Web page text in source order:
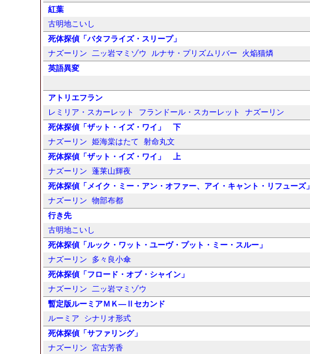
紅葉
古明地こいし
死体探偵「バタフライズ・スリープ」
ナズーリン 二ッ岩マミゾウ ルナサ・プリズムリバー
火焔猫燐
英語異変
アトリエフラン
レミリア・スカーレット フランドール・スカーレット
ナズーリン
死体探偵「ザット・イズ・ワイ」 下
ナズーリン 姫海棠はたて
射命丸文
死体探偵「ザット・イズ・ワイ」 上
ナズーリン
蓬莱山輝夜
死体探偵「メイク・ミー・アン・オファー、アイ・キャント・リフューズ」
ナズーリン
物部布都
行き先
古明地こいし
死体探偵「ルック・ワット・ユーヴ・プット・ミー・スルー」
ナズーリン
多々良小傘
死体探偵「フロード・オブ・シャイン」
ナズーリン
二ッ岩マミゾウ
暫定版ルーミアＭＫ―Ⅱセカンド
ルーミア
シナリオ形式
死体探偵「サファリング」
ナズーリン
宮古芳香